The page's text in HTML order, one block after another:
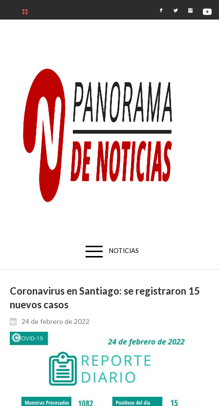
NOTICIAS
Coronavirus en Santiago: se registraron 15
nuevos casos
24 de febrero de 2022